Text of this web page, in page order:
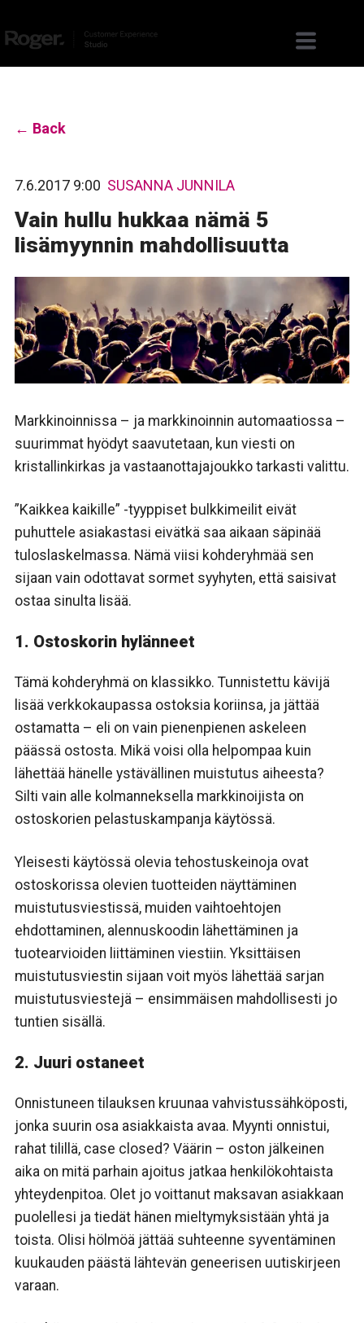
← Back
7.6.2017 9:00 SUSANNA JUNNILA
Vain hullu hukkaa nämä 5
lisämyynnin mahdollisuutta
Markkinoinnissa – ja markkinoinnin automaatiossa –
suurimmat hyödyt saavutetaan, kun viesti on
kristallinkirkas ja vastaanottajajoukko tarkasti valittu.
”Kaikkea kaikille” -tyyppiset bulkkimeilit eivät
puhuttele asiakastasi eivätkä saa aikaan säpinää
tuloslaskelmassa. Nämä viisi kohderyhmää sen
sijaan vain odottavat sormet syyhyten, että saisivat
ostaa sinulta lisää.
1. Ostoskorin hylänneet
Tämä kohderyhmä on klassikko. Tunnistettu kävijä
lisää verkkokaupassa ostoksia koriinsa, ja jättää
ostamatta – eli on vain pienenpienen askeleen
päässä ostosta. Mikä voisi olla helpompaa kuin
lähettää hänelle ystävällinen muistutus aiheesta?
Silti vain alle kolmanneksella markkinoijista on
ostoskorien pelastuskampanja käytössä.
Yleisesti käytössä olevia tehostuskeinoja ovat
ostoskorissa olevien tuotteiden näyttäminen
muistutusviestissä, muiden vaihtoehtojen
ehdottaminen, alennuskoodin lähettäminen ja
tuotearvioiden liittäminen viestiin. Yksittäisen
muistutusviestin sijaan voit myös lähettää sarjan
muistutusviestejä – ensimmäisen mahdollisesti jo
tuntien sisällä.
2. Juuri ostaneet
Onnistuneen tilauksen kruunaa vahvistussähköposti,
jonka suurin osa asiakkaista avaa. Myynti onnistui,
rahat tilillä, case closed? Väärin – oston jälkeinen
aika on mitä parhain ajoitus jatkaa henkilökohtaista
yhteydenpitoa. Olet jo voittanut maksavan asiakkaan
puolellesi ja tiedät hänen mieltymyksistään yhtä ja
toista. Olisi hölmöä jättää suhteenne syventäminen
kuukauden päästä lähtevän geneerisen uutiskirjeen
varaan.